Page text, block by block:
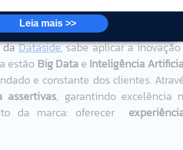
Leia mais >>
da Dataside, sabe aplicar a
estão Big Data e Inteligência
e constante dos clientes.
assertivas, garantindo excelência
da marca: oferecer